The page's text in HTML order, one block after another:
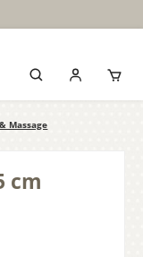
Massage
cm